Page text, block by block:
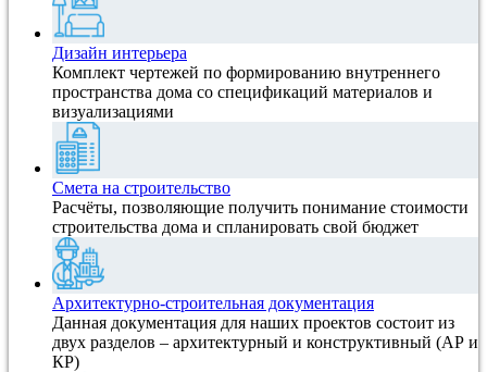
Дизайн интерьера
Комплект чертежей по формированию внутреннего
пространства дома со спецификаций материалов и
визуализациями
Смета на строительство
Расчёты, позволяющие получить понимание стоимости
строительства дома и спланировать свой бюджет
Архитектурно-строительная документация
Данная документация для наших проектов состоит из
двух разделов – архитектурный и конструктивный (АР и
КР)